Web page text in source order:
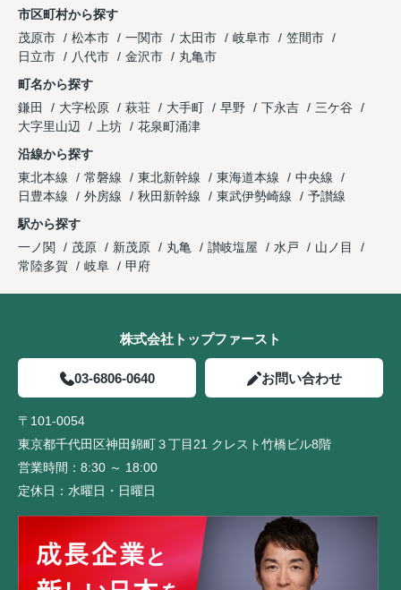
市区町村から探す
茂原市
松本市 一関市 太田市 岐阜市
笠間市
日立市
八代市 金沢市
丸亀市
町名から探す
鎌田
大字松原 萩荘 大手町 早野 下永吉
三ケ谷
大字里山辺
上坊
花泉町涌津
沿線から探す
東北本線
常磐線 東北新幹線 東海道本線
中央線
日豊本線
外房線 秋田新幹線 東武伊勢崎線
予讃線
駅から探す
一ノ関
茂原 新茂原 丸亀 讃岐塩屋 水戸
山ノ目
常陸多賀
岐阜 甲府
株式会社トップファースト
03-6806-0640 お問い合わせ
〒101-0054
東京都千代田区神田錦町３丁目21 クレスト竹橋ビル8階
営業時間： 8:30 ～ 18:00
定休日： 水曜日・日曜日